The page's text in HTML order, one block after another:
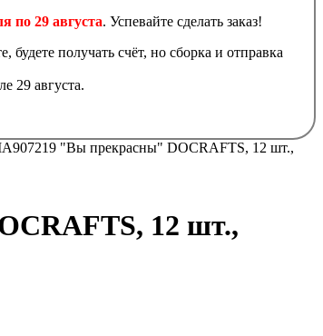
по 29 августа. Успевайте сделать заказ!
будете получать счёт, но сборка и отправка
29 августа.
"Вы прекрасны" DOCRAFTS, 12 шт.,
12 шт.,